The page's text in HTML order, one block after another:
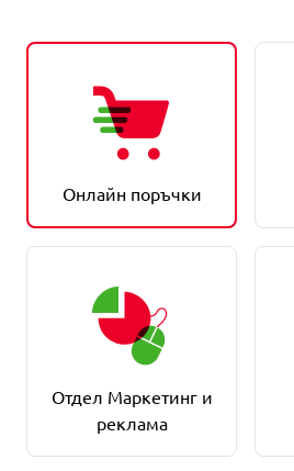
Онлайн поръчки
Отдел Маркетинг и
реклама